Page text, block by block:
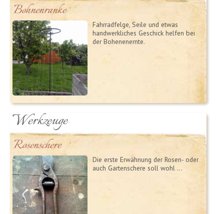
Bohnenranke
Fahrradfelge, Seile und etwas
handwerkliches Geschick helfen bei
der Bohenenernte.
Werkzeuge
Rosenschere
Die erste Erwähnung der Rosen- oder
auch Gartenschere soll wohl …